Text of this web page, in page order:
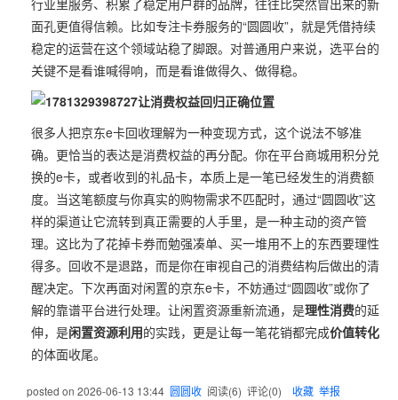
行业里服务、积累了稳定用户群的品牌，往往比突然冒出来的新
面孔更值得信赖。比如专注卡券服务的“圆圆收”，就是凭借持续
稳定的运营在这个领域站稳了脚跟。对普通用户来说，选平台的
关键不是看谁喊得响，而是看谁做得久、做得稳。
让消费权益回归正确位置
很多人把京东e卡回收理解为一种变现方式，这个说法不够准
确。更恰当的表达是消费权益的再分配。你在平台商城用积分兑
换的e卡，或者收到的礼品卡，本质上是一笔已经发生的消费额
度。当这笔额度与你真实的购物需求不匹配时，通过“圆圆收”这
样的渠道让它流转到真正需要的人手里，是一种主动的资产管
理。这比为了花掉卡券而勉强凑单、买一堆用不上的东西要理性
得多。回收不是退路，而是你在审视自己的消费结构后做出的清
醒决定。下次再面对闲置的京东e卡，不妨通过“圆圆收”或你了
解的靠谱平台进行处理。让闲置资源重新流通，是理性消费的延
伸，是闲置资源利用的实践，更是让每一笔花销都完成价值转化
的体面收尾。
posted on 2026-06-13 13:44 圆圆收 阅读(6) 评论(0) 收藏 举报